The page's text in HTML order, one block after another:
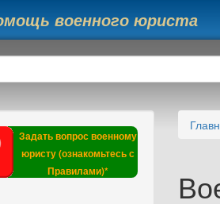
военного юриста
поиска
Задать вопрос военному
юристу (ознакомьтесь с
Правилами)*